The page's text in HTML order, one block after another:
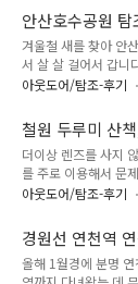
울로 귀가하는 1박 2
한 것입니다.두루미(
관찰을 하려면 DMZ
기 때문에, 최대한 대
서 관찰할 수 있죠.두
200미터 이상), 조용
두루미를 보기 위해
니다.제 기준 ..
안산호수공원
백할미새, 밀화
백로, 중백로, 직
둥오리, 참새
겨울철 새를 찾아 안
서 살 살 걸어서 갑니
수공원까지 이동하는
리 안산천 물닭 논병
입니다. 안산천 왜가
았다가 순식간에 날
물가마우지 청둥오
단풍임에도 색이 곱
원 - 갈대습지 얼음 위
다닙니다. 백할미새
아웃도어/탐조-후기
철원 두루미 산
IS USM 렌즈
더이상 렌즈를 사지
를 주로 이용해서 문
조류 사진을 담기에
어서 들고 찍기에는
으로 달려갑니다. 혹
고 다시 접고 이러기
아웃도어/탐조-후기
경원선 연천역
미 산책 2탄, 연
버스 대신 대중
올해 1월경에 분명